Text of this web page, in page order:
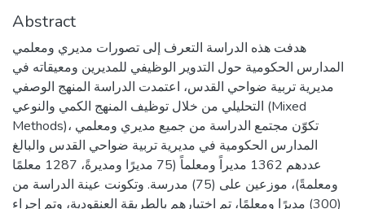
Abstract
هدفت هذه الدراسة التعرف إلى تصورات مديري ومعلمي
المدارس الحكومية حول التدوير الوظيفي للمديرين ومعيقاته في
مديرية تربية ضواحي القدس، اعتمدت الدراسة المنهج الوصفي
التحليلي من خلال توظيف المنهج الكمي والنوعي (Mixed
Methods)، تكوّن مجتمع الدراسة من جميع مديري ومعلمي
المدارس الحكومية في مديرية تربية ضواحي القدس والبالغ
عددهم 1362 مديراً ومعلماً (75 مديرًا ومديرةً، 1287 معلمًا
ومعلمةً)، موزعين على (75) مدرسة. وتكونت عينة الدراسة من
(300) مديرًا ومعلمًا، تم اختيارهم بالطريقة العنقودية، وتم إجراء